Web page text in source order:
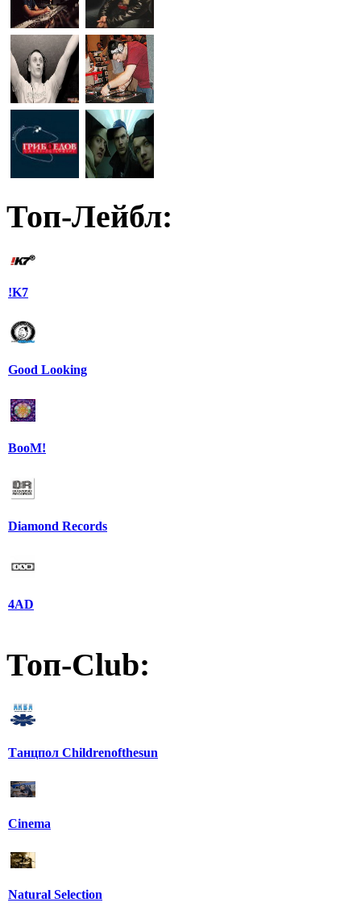
Топ-Лейбл:
!K7
Good Looking
BooM!
Diamond Records
4AD
Топ-Club:
Танцпол Childrenofthesun
Cinema
Natural Selection